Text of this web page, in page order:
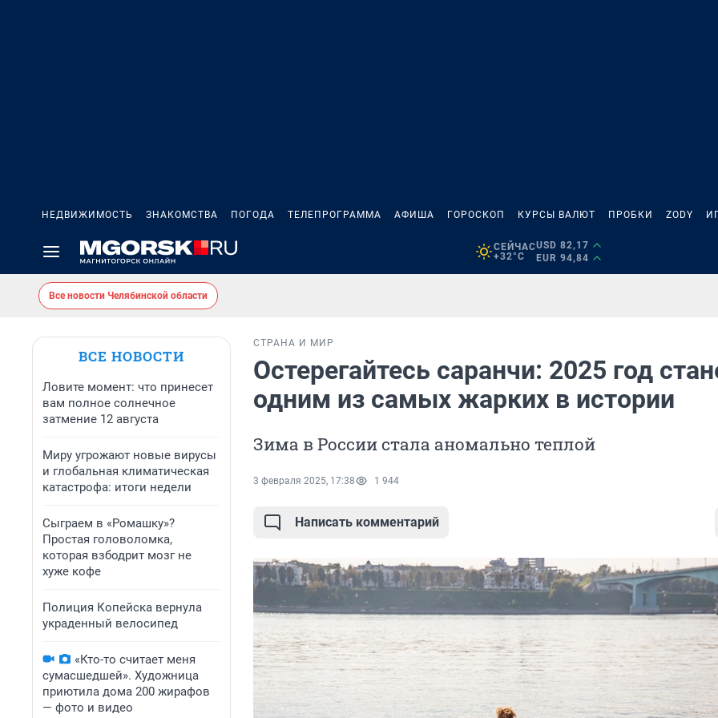
НЕДВИЖИМОСТЬ ЗНАКОМСТВА ПОГОДА ТЕЛЕПРОГРАММА АФИША ГОРОСКОП КУРСЫ ВАЛЮТ ПРОБКИ ZODY
СЕЙЧАС
+32°C
USD 82,17
EUR 94,84
Все новости Челябинской области
ВСЕ НОВОСТИ
Ловите момент: что принесет
вам полное солнечное
затмение 12 августа
Миру угрожают новые вирусы
и глобальная климатическая
катастрофа: итоги недели
Сыграем в «Ромашку»?
Простая головоломка,
которая взбодрит мозг не
хуже кофе
Полиция Копейска вернула
украденный велосипед
«Кто-то считает меня
сумасшедшей». Художница
приютила дома 200 жирафов
— фото и видео
СТРАНА И МИР
Остерегайтесь саранчи: 2025 год
одним из самых жарких в истории
Зима в России стала аномально теплой
3 февраля 2025, 17:38 1 944
Написать комментарий